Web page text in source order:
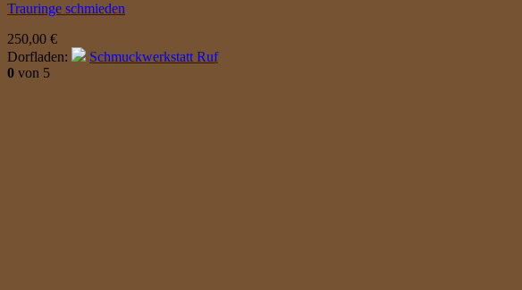
Trauringe schmieden
250,00 €
Dorfladen:
Schmuckwerkstatt Ruf
0 von 5